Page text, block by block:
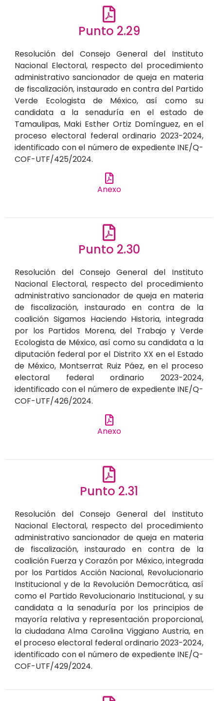
Punto 2.29
Resolución del Consejo General del Instituto
Nacional Electoral, respecto del procedimiento
administrativo sancionador de queja en materia
de fiscalización, instaurado en contra del Partido
Verde Ecologista de México, así como su
candidata a la senaduría en el estado de
Tamaulipas, Maki Esther Ortiz Domínguez, en el
proceso electoral federal ordinario 2023-2024,
identificado con el número de expediente INE/Q-
COF-UTF/425/2024.
Anexo
Punto 2.30
Resolución del Consejo General del Instituto
Nacional Electoral, respecto del procedimiento
administrativo sancionador de queja en materia
de fiscalización, instaurado en contra de la
coalición Sigamos Haciendo Historia, integrada
por los Partidos Morena, del Trabajo y Verde
Ecologista de México, así como su candidata a la
diputación federal por el Distrito XX en el Estado
de México, Montserrat Ruiz Páez, en el proceso
electoral federal ordinario 2023-2024,
identificado con el número de expediente INE/Q-
COF-UTF/426/2024.
Anexo
Punto 2.31
Resolución del Consejo General del Instituto
Nacional Electoral, respecto del procedimiento
administrativo sancionador de queja en materia
de fiscalización, instaurado en contra de la
coalición Fuerza y Corazón por México, integrada
por los Partidos Acción Nacional, Revolucionario
Institucional y de la Revolución Democrática, así
como el Partido Revolucionario Institucional, y su
candidata a la senaduría por los principios de
mayoría relativa y representación proporcional,
la ciudadana Alma Carolina Viggiano Austria, en
el proceso electoral federal ordinario 2023-2024,
identificado con el número de expediente INE/Q-
COF-UTF/429/2024.